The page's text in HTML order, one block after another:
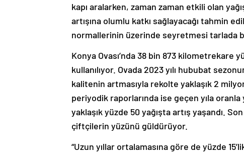
kapı aralarken, zaman zaman etkili olan
artışına olumlu katkı sağlayacağı tahmin
normallerinin üzerinde seyretmesi tarlada
Konya Ovası’nda 38 bin 873 kilometrekare
kullanılıyor. Ovada 2023 yılı hububat
kalitenin artmasıyla rekolte yaklaşık 2
periyodik raporlarında ise geçen yıla oranla
yaklaşık yüzde 50 yağışta artış yaşandı.
çiftçilerin yüzünü güldürüyor.
“Uzun yıllar ortalamasına göre de yüzde